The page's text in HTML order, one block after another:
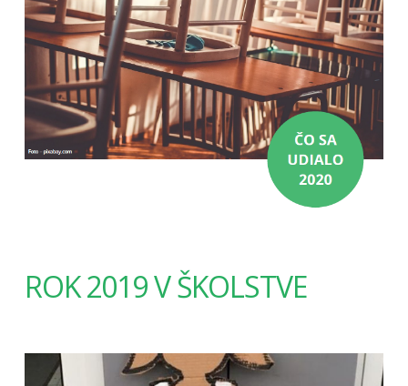
ROK 2019 V ŠKOLSTVE